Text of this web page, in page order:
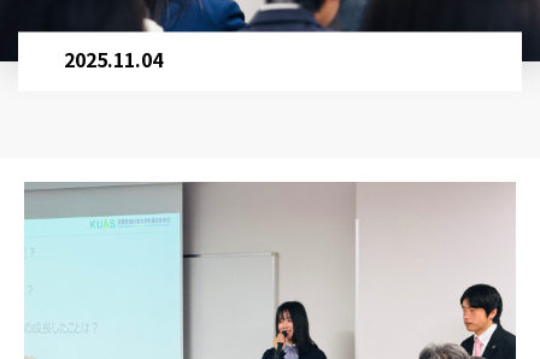
2025.11.04